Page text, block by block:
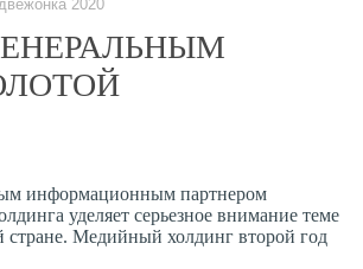
2020
информационным партнером
уделяет серьезное внимание теме
стране. Медийный холдинг второй год